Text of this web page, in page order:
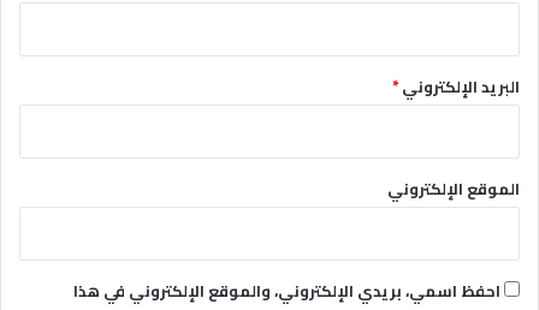
البريد الإلكتروني*
الموقع الإلكتروني
احفظ اسمي، بريدي الإلكتروني، والموقع الإلكتروني في هذا